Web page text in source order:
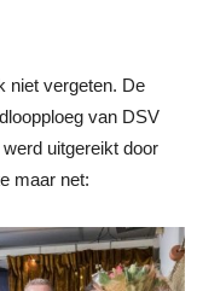
niet vergeten. De
van DSV
uitgereikt door
maar net: